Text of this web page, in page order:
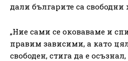
дали българите са свободни
„Ние сами се оковаваме и
правим зависими, а като
свободен, стига да е осъзнал,